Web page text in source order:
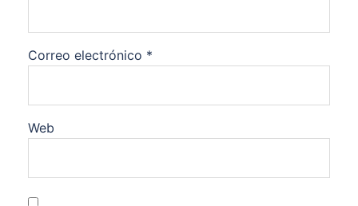
Correo electrónico *
Web